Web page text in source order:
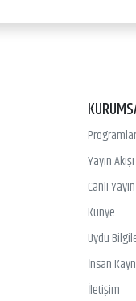
Yayın Akışı
Canlı Yayın
Künye
Uydu
İnsan
İletişim